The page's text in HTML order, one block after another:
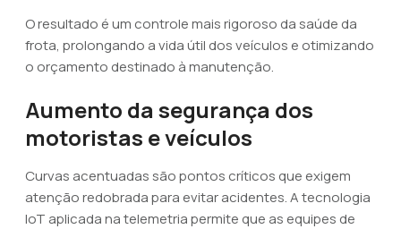
O resultado é um controle mais rigoroso da saúde da
frota, prolongando a vida útil dos veículos e otimizando
o orçamento destinado à manutenção.
Aumento da segurança dos
motoristas e veículos
Curvas acentuadas são pontos críticos que exigem
atenção redobrada para evitar acidentes. A tecnologia
IoT aplicada na telemetria permite que as equipes de